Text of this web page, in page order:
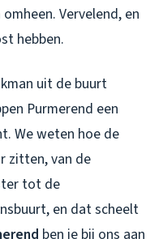
Vervelend, en
hebben.
uit de buurt
Purmerend een
We weten hoe de
zitten, van de
tot de
en dat scheelt
ben je bij ons aan